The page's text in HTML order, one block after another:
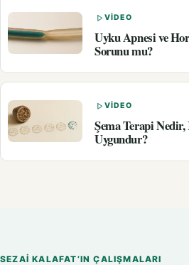
VIDEO
Uyku Apnesi ve
Sorunu mu?
VIDEO
Şema Terapi
Uygundur?
SEZAI KALAFAT’IN ÇALIŞMALARI